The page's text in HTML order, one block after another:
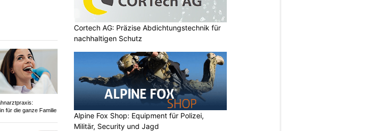
für die ganze Familie
Cortech AG: Präzise Abdichtungstechnik für
nachhaltigen Schutz
Alpine Fox Shop: Equipment für Polizei,
Militär, Security und Jagd